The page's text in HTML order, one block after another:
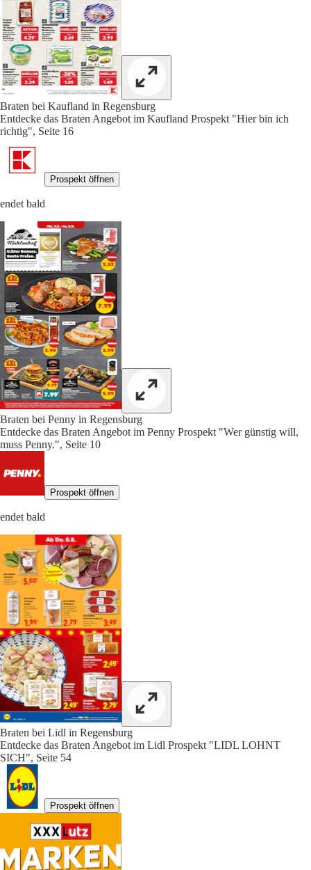
Braten bei Kaufland in Regensburg
Entdecke das Braten Angebot im Kaufland Prospekt "Hier bin ich
richtig", Seite 16
Prospekt öffnen
endet bald
Braten bei Penny in Regensburg
Entdecke das Braten Angebot im Penny Prospekt "Wer günstig will,
muss Penny.", Seite 10
Prospekt öffnen
endet bald
Braten bei Lidl in Regensburg
Entdecke das Braten Angebot im Lidl Prospekt "LIDL LOHNT
SICH", Seite 54
Prospekt öffnen